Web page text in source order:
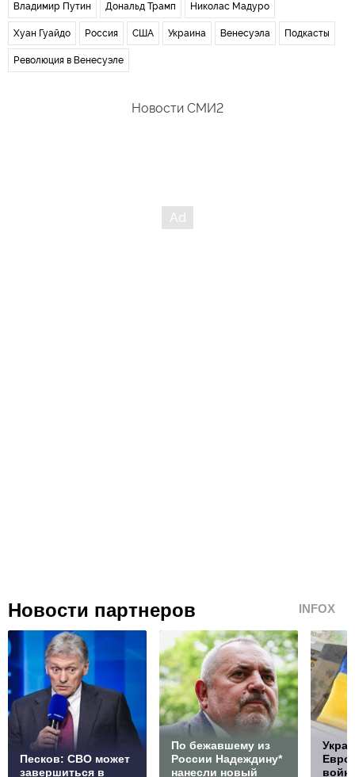
Владимир Путин Дональд Трамп Николас Мадуро
Хуан Гуайдо Россия США Украина Венесуэла Подкасты
Революция в Венесуэле
Новости СМИ2
Новости партнеров INFOX
Песков: СВО может
завершиться в
По бежавшему из
России Надеждину*
нанесли новый